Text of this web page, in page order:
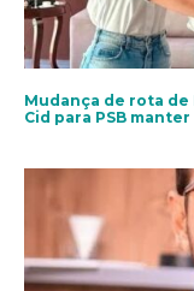
Mudança de rota
Cid para PSB